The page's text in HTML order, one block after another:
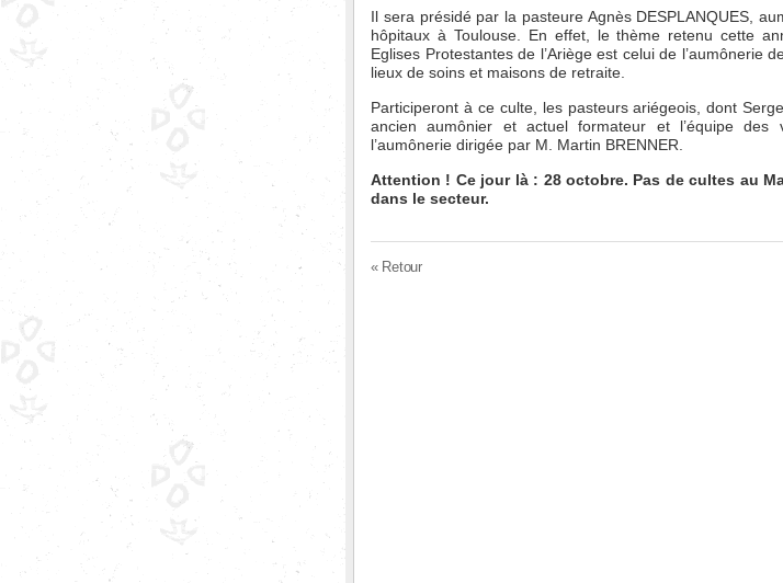
Il sera présidé par la pasteure Agnès DESPLANQUES,
hôpitaux à Toulouse. En effet, le thème retenu cette
Eglises Protestantes de l’Ariège est celui de l’aumônerie
lieux de soins et maisons de retraite.
Participeront à ce culte, les pasteurs ariégeois, dont
ancien aumônier et actuel formateur et l’équipe des
l’aumônerie dirigée par M. Martin BRENNER.
Attention ! Ce jour là : 28 octobre. Pas de cultes au
dans le secteur.
« Retour